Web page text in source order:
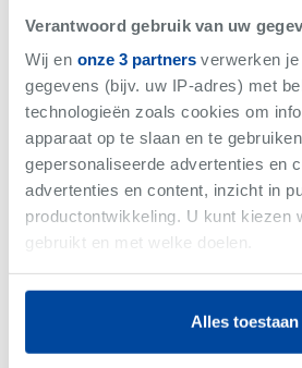
Verantwoord gebruik van uw
Wij en onze 3 partnersverwerken je
gegevens (bijv. uw IP-adres) met
technologieën zoals cookies om
apparaat op te slaan en te
gepersonaliseerde advertenties en
advertenties en content, inzicht in
productontwikkeling. U kunt kiezen
gebruikt en met welke doelen.
Als u het toestaat, willen we ook
Informatie verzamelen over
locatie, die tot een paar meter
Alles toestaan
Izegem-Appartement
€349.000
Bew. Opp. 134 m²
4 slaapkamer(s)
Net gemist